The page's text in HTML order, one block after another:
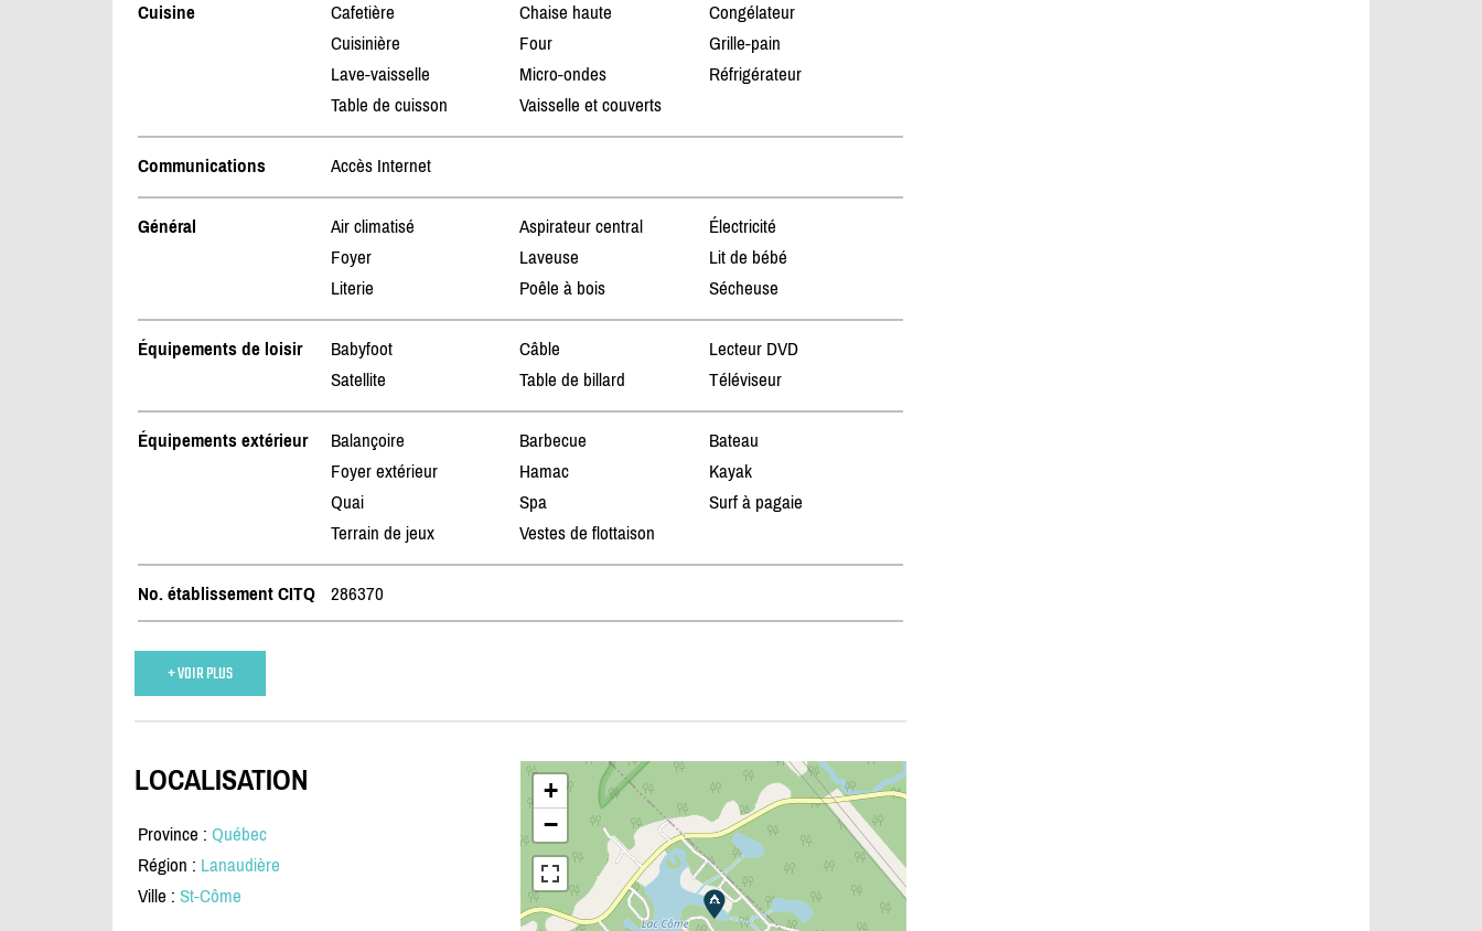
Cuisine Cafetière Chaise haute
Congélateur
Cuisinière
Four
Grille-pain
Lave-vaisselle
Micro-ondes
Réfrigérateur
Table de cuisson
Vaisselle et couverts
Communications Accès Internet
Général Air climatisé Aspirateur central
Électricité
Foyer
Laveuse
Lit de bébé
Literie
Poêle à bois Sécheuse
Équipements de loisir Babyfoot Câble
Lecteur DVD
Satellite
Table de billard Téléviseur
Équipements extérieur Balançoire Barbecue
Bateau
Foyer extérieur
Hamac
Kayak
Quai
Spa
Surf à pagaie
Terrain de jeux
Vestes de flottaison
No. établissement CITQ 286370
+ VOIR PLUS
+
−
LOCALISATION
Province : Québec
Région : Lanaudière
Ville : St-Côme